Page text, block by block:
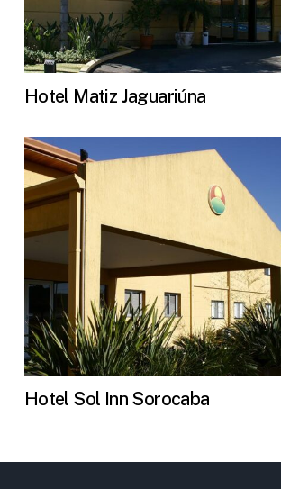
Hotel Matiz Jaguariúna
Hotel Sol Inn Sorocaba